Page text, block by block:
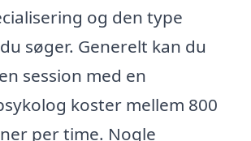
og den type
søger. Generelt kan du
session med en
koster mellem 800
per time. Nogle